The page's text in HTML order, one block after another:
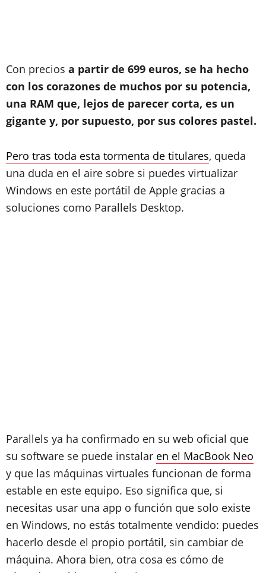
Con precios a partir de 699 euros, se ha hecho
con los corazones de muchos por su potencia,
una RAM que, lejos de parecer corta, es un
gigante y, por supuesto, por sus colores pastel.
Pero tras toda esta tormenta de titulares, queda
una duda en el aire sobre si puedes virtualizar
Windows en este portátil de Apple gracias a
soluciones como Parallels Desktop.
Parallels ya ha confirmado en su web oficial que
su software se puede instalar en el MacBook Neo
y que las máquinas virtuales funcionan de forma
estable en este equipo. Eso significa que, si
necesitas usar una app o función que solo existe
en Windows, no estás totalmente vendido: puedes
hacerlo desde el propio portátil, sin cambiar de
máquina. Ahora bien, otra cosa es cómo de